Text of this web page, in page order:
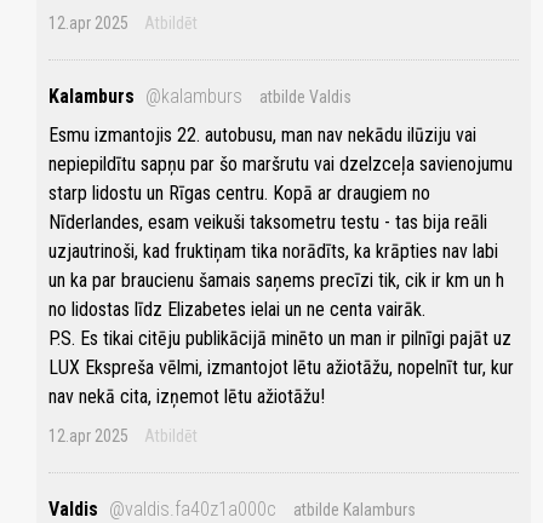
12.apr 2025 Atbildēt
Kalamburs @kalamburs atbilde Valdis
Esmu izmantojis 22. autobusu, man nav nekādu ilūziju vai
nepiepildītu sapņu par šo maršrutu vai dzelzceļa savienojumu
starp lidostu un Rīgas centru. Kopā ar draugiem no
Nīderlandes, esam veikuši taksometru testu - tas bija reāli
uzjautrinoši, kad fruktiņam tika norādīts, ka krāpties nav labi
un ka par braucienu šamais saņems precīzi tik, cik ir km un h
no lidostas līdz Elizabetes ielai un ne centa vairāk.
P.S. Es tikai citēju publikācijā minēto un man ir pilnīgi pajāt uz
LUX Ekspreša vēlmi, izmantojot lētu ažiotāžu, nopelnīt tur, kur
nav nekā cita, izņemot lētu ažiotāžu!
12.apr 2025 Atbildēt
Valdis @valdis.fa40z1a000c atbilde Kalamburs